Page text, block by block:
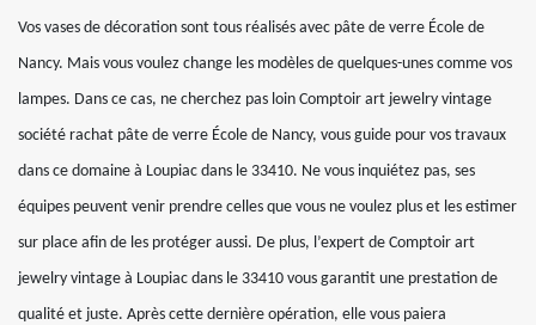
Vos vases de décoration sont tous réalisés avec pâte de verre École de
Nancy. Mais vous voulez change les modèles de quelques-unes comme vos
lampes. Dans ce cas, ne cherchez pas loin Comptoir art jewelry vintage
société rachat pâte de verre École de Nancy, vous guide pour vos travaux
dans ce domaine à Loupiac dans le 33410. Ne vous inquiétez pas, ses
équipes peuvent venir prendre celles que vous ne voulez plus et les estimer
sur place afin de les protéger aussi. De plus, l’expert de Comptoir art
jewelry vintage à Loupiac dans le 33410 vous garantit une prestation de
qualité et juste. Après cette dernière opération, elle vous paiera